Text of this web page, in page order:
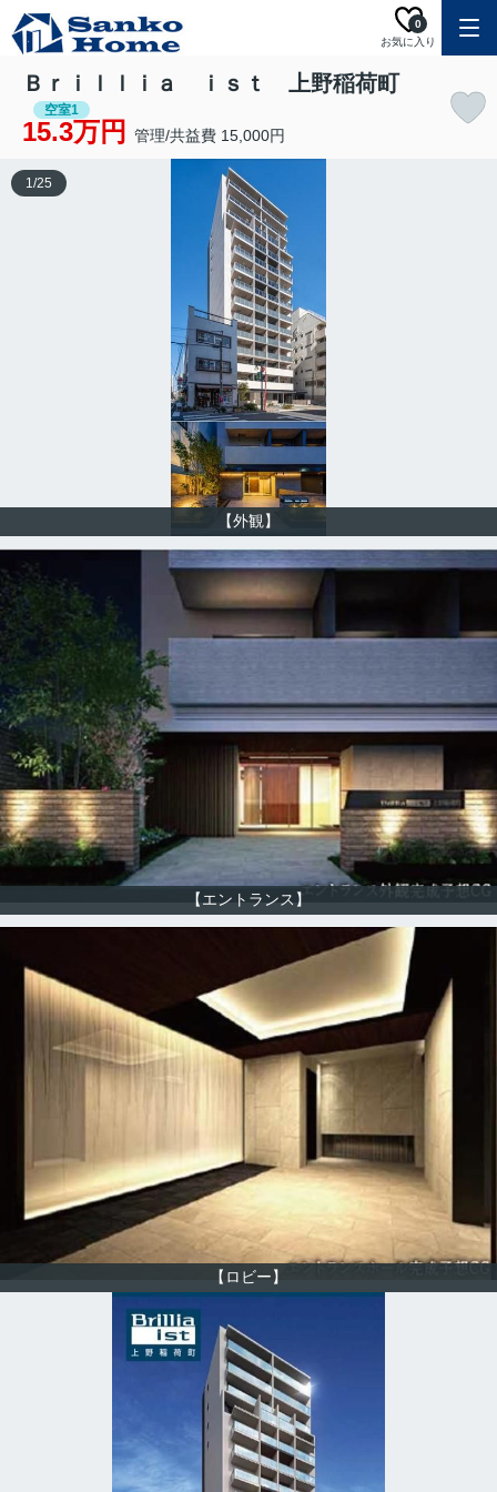
お気に入り
0
Ｂｒｉｌｌｉａ ｉｓｔ 上野稲荷町
空室1
15.3万円 管理/共益費 15,000円
【外観】
【エントランス】
【ロビー】
1/25